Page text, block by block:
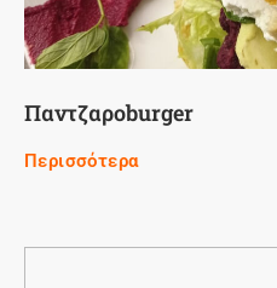
Παντζαροburger
Περισσότερα